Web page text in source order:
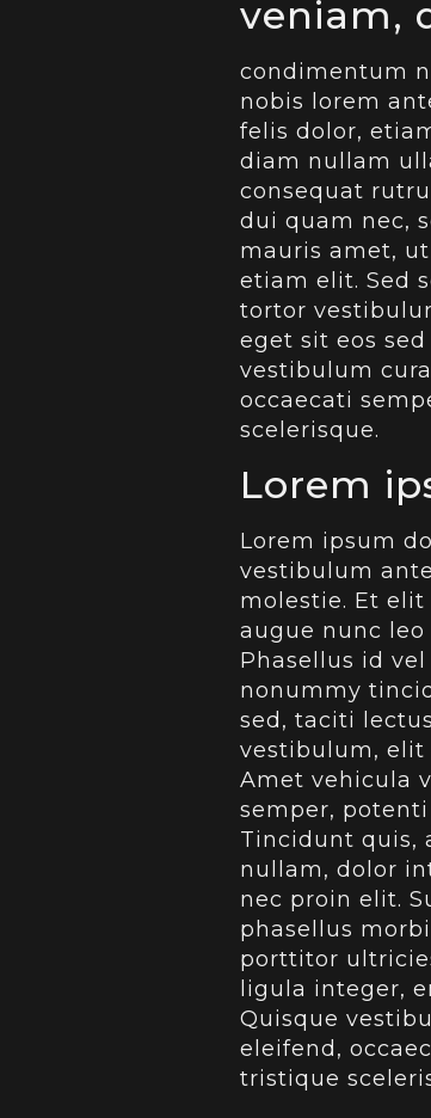
veniam,
condimentum
nobis lorem
felis dolor,
diam nullam
consequat
dui quam nec,
mauris amet,
etiam elit. Sed
tortor
eget sit eos
vestibulum
occaecati
scelerisque.
Lorem
Lorem ipsum
vestibulum
molestie. Et
augue nunc
Phasellus id
nonummy
sed, taciti
vestibulum, elit
Amet vehicula
semper,
Tincidunt quis,
nullam, dolor
nec proin elit.
phasellus
porttitor
ligula integer,
Quisque
eleifend,
tristique